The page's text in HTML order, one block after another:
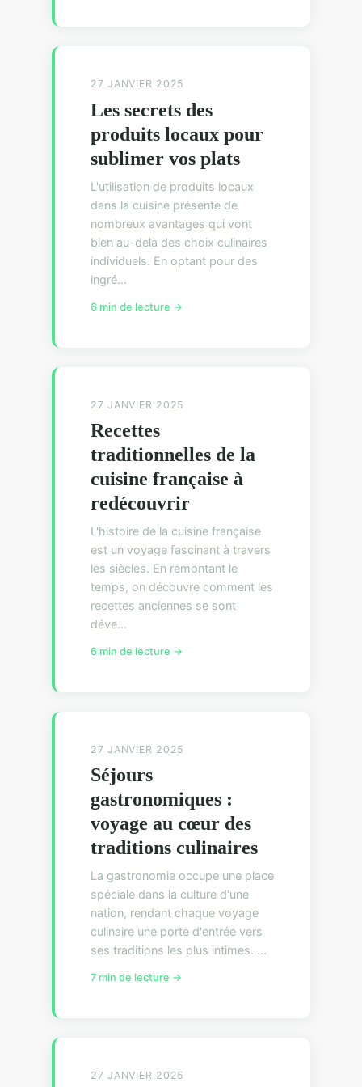
27 JANVIER 2025
Les secrets des
produits locaux pour
sublimer vos plats
L'utilisation de produits locaux
dans la cuisine présente de
nombreux avantages qui vont
bien au-delà des choix culinaires
individuels. En optant pour des
ingré...
6 min de lecture →
27 JANVIER 2025
Recettes
traditionnelles de la
cuisine française à
redécouvrir
L'histoire de la cuisine française
est un voyage fascinant à travers
les siècles. En remontant le
temps, on découvre comment les
recettes anciennes se sont
déve...
6 min de lecture →
27 JANVIER 2025
Séjours
gastronomiques :
voyage au cœur des
traditions culinaires
La gastronomie occupe une place
spéciale dans la culture d'une
nation, rendant chaque voyage
culinaire une porte d'entrée vers
ses traditions les plus intimes. ...
7 min de lecture →
27 JANVIER 2025